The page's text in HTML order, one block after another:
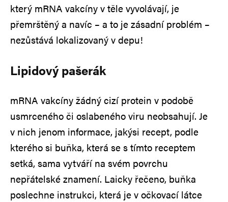
který mRNA vakcíny v těle vyvolávají, je
přemrštěný a navíc – a to je zásadní problém –
nezůstává lokalizovaný v depu!
Lipidový pašerák
mRNA vakcíny žádný cizí protein v podobě
usmrceného či oslabeného viru neobsahují. Je
v nich jenom informace, jakýsi recept, podle
kterého si buňka, která se s tímto receptem
setká, sama vytváří na svém povrchu
nepřátelské znamení. Laicky řečeno, buňka
poslechne instrukci, která je v očkovací látce